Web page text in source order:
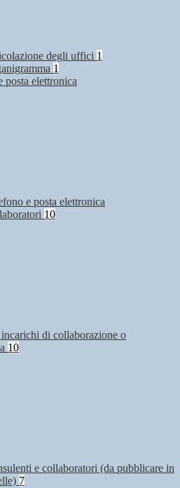
degli uffici 1
1
posta elettronica
e posta elettronica
10
di collaborazione o
10
e collaboratori (da pubblicare in
7